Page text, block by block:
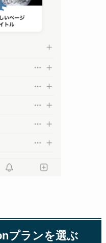
プランを選ぶ